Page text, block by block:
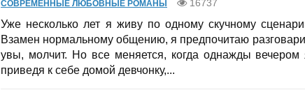
СОВРЕМЕННЫЕ ЛЮБОВНЫЕ РОМАНЫ 16737
Уже несколько лет я живу по одному скучному
Взамен нормальному общению, я предпочитаю
увы, молчит. Но все меняется, когда однажды вечером
приведя к себе домой девчонку,...